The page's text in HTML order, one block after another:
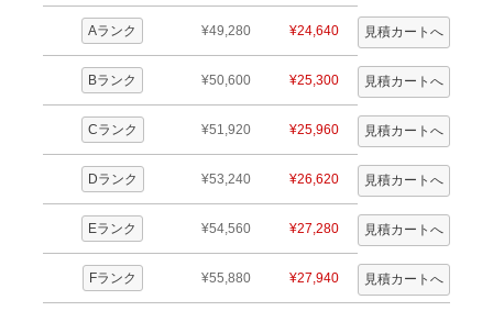
Aランク ¥49,280 ¥24,640
Bランク ¥50,600 ¥25,300
Cランク ¥51,920 ¥25,960
Dランク ¥53,240 ¥26,620
Eランク ¥54,560 ¥27,280
Fランク ¥55,880 ¥27,940